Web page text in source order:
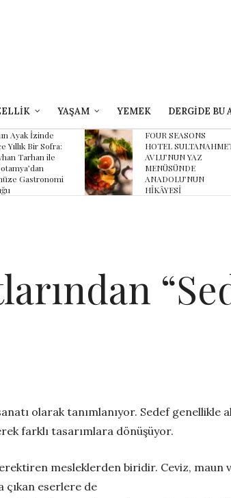
YAŞAM YEMEK DERGIDE BU
FOUR SEASONS
HOTEL SULTANAHMET
AVLU’NUN YAZ
MENÜSÜNDE
ANADOLU’NUN
BESİN
KARŞI
olarak tanımlanıyor. Sedef genellikle
farklı tasarımlara dönüşüyor.
mesleklerden biridir. Ceviz, maun
çıkan eserlere de